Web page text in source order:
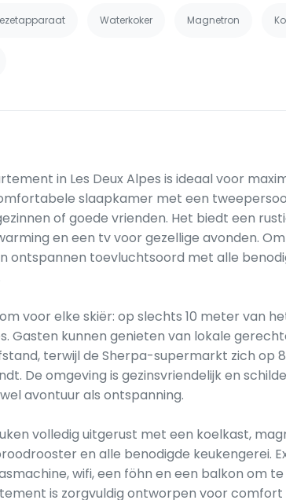
Waterkoker Magnetron
in Les Deux Alpes is ideaal voor
slaapkamer met een
of goede vrienden. Het biedt een
en een tv voor gezellige avonden.
ontspannen toevluchtsoord met alle
voor elke skiër: op slechts 10 meter van
Gasten kunnen genieten van lokale
terwijl de Sherpa-supermarkt zich op
De omgeving is gezinsvriendelijk en
avontuur als ontspanning.
volledig uitgerust met een koelkast,
en alle benodigde keukengerei.
wifi, een föhn en een balkon om
is zorgvuldig ontworpen voor comfort